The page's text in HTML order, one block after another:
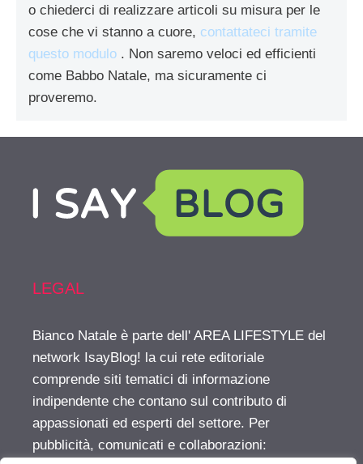
o chiederci di realizzare articoli su misura per le
cose che vi stanno a cuore, contattateci tramite
questo modulo . Non saremo veloci ed efficienti
come Babbo Natale, ma sicuramente ci
proveremo.
LEGAL
Bianco Natale è parte dell' AREA LIFESTYLE del
network IsayBlog! la cui rete editoriale
comprende siti tematici di informazione
indipendente che contano sul contributo di
appassionati ed esperti del settore. Per
pubblicità, comunicati e collaborazioni: